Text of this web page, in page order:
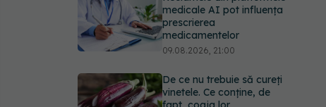
medicale AI pot influența
prescrierea
medicamentelor
09.08.2026, 21:00
De ce nu trebuie să cureți
vinetele. Ce conține, de